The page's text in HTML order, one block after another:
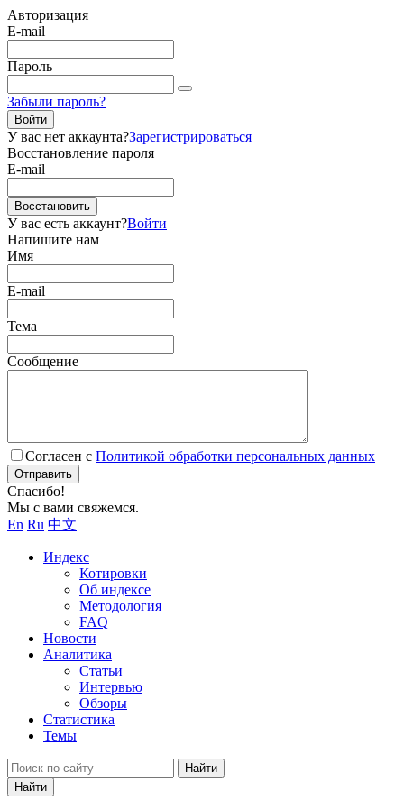
Авторизация
E-mail
Пароль
Забыли пароль?
Войти
У вас нет аккаунта?Зарегистрироваться
Восстановление пароля
E-mail
Восстановить
У вас есть аккаунт?Войти
Напишите нам
Имя
E-mail
Тема
Сообщение
Согласен с Политикой обработки персональных данных
Отправить
Спасибо!
Мы с вами свяжемся.
En Ru 中文
Индекс
Котировки
Об индексе
Методология
FAQ
Новости
Аналитика
Статьи
Интервью
Обзоры
Статистика
Темы
Найти
Найти